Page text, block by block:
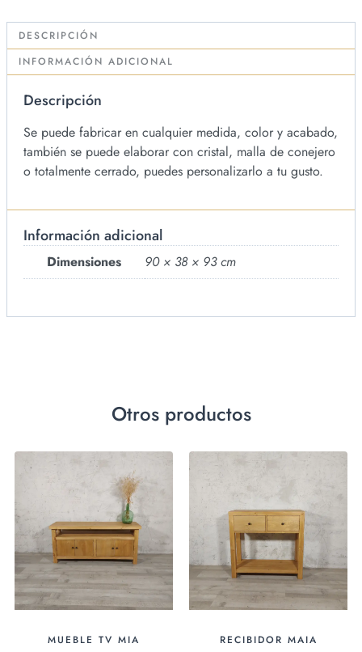
DESCRIPCIÓN
INFORMACIÓN ADICIONAL
Descripción
Se puede fabricar en cualquier medida, color y acabado,
también se puede elaborar con cristal, malla de conejero
o totalmente cerrado, puedes personalizarlo a tu gusto.
Información adicional
Dimensiones 90 × 38 × 93 cm
Otros productos
MUEBLE TV MIA RECIBIDOR MAIA